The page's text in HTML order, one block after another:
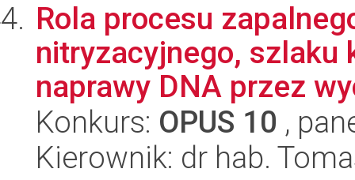
Rola procesu
nitryzacyjnego, szlaku
naprawy DNA przez
Konkurs: OPUS 10 ,
Kierownik: dr hab.